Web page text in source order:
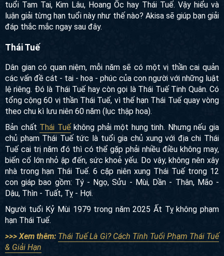
là đẹp, thích hợp để xây nhà là năm tuổi gia chủ không gặp
các hạn tuổi Tam Tai, Kim Lâu, Hoang Ốc hay Thái Tuế. Vậy
hiểu và luận giải từng hạn tuổi này như thế nào? Akisa sẽ
Dân gian có quan niệm, mỗi năm sẽ có một vị thần cai quản
các vấn đề cát - tai - hoạ - phúc của con người với những
luật lệ riêng. Đó là Thái Tuế hay còn gọi là Thái Tuế Tinh
Quân. Có tổng cộng 60 vị thần Thái Tuế, vì thế hạn Thái Tuế
quay vòng theo chu kì lưu niên 60 năm (lục thập hoa).
Bản chấtThái Tuếkhông phải một hung tinh. Nhưng nếu gia
chủ phạm Thái Tuế tức là tuổi gia chủ xung với địa chi Thái
Tuế cai trị năm đó thì có thể gặp phải nhiều điều không may,
biến cố lớn nhỏ ập đến, sức khoẻ yếu. Do vậy, không nên
xây nhà trong hạn Thái Tuế. 6 cặp niên xung Thái Tuế trong
12 con giáp bao gồm: Tý - Ngọ, Sửu - Mùi, Dần - Thân, Mão
- Dậu, Thìn - Tuất, Tỵ - Hợi.
Người tuổi Kỷ Mùi 1979 trong năm 2025 Ất Tỵ không phạm
hạn Thái Tuế.
>>> Xem thêm: